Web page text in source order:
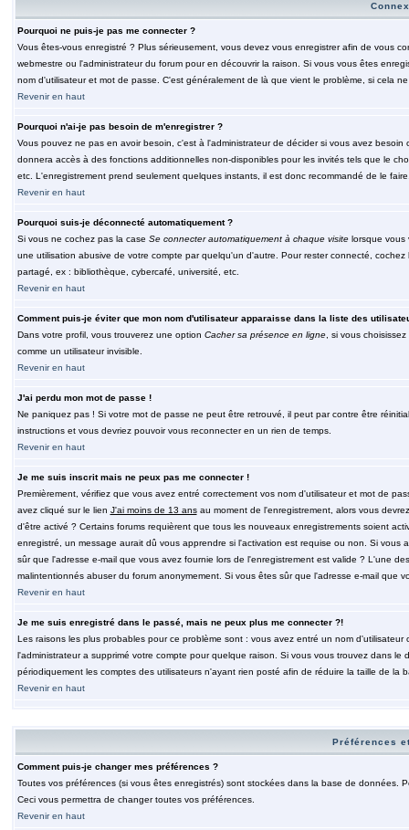
Pourquoi ne puis-je pas me connecter ?
Vous êtes-vous enregistré ? Plus sérieusement, vous devez vous enregistrer afin de vous
webmestre ou l'administrateur du forum pour en découvrir la raison. Si vous vous êtes
nom d'utilisateur et mot de passe. C'est généralement de là que vient le problème, si cela
Revenir en haut
Pourquoi n'ai-je pas besoin de m'enregistrer ?
Vous pouvez ne pas en avoir besoin, c'est à l'administrateur de décider si vous avez
donnera accès à des fonctions additionnelles non-disponibles pour les invités tels que le
etc. L'enregistrement prend seulement quelques instants, il est donc recommandé de le
Revenir en haut
Pourquoi suis-je déconnecté automatiquement ?
Si vous ne cochez pas la case Se connecter automatiquement à chaque visitelorsque vous
une utilisation abusive de votre compte par quelqu'un d'autre. Pour rester connecté,
partagé, ex : bibliothèque, cybercafé, université, etc.
Revenir en haut
Comment puis-je éviter que mon nom d'utilisateur apparaisse dans la liste des
Dans votre profil, vous trouverez une option Cacher sa présence en ligne, si vous choisissez
comme un utilisateur invisible.
Revenir en haut
J'ai perdu mon mot de passe !
Ne paniquez pas ! Si votre mot de passe ne peut être retrouvé, il peut par contre être
instructions et vous devriez pouvoir vous reconnecter en un rien de temps.
Revenir en haut
Je me suis inscrit mais ne peux pas me connecter !
Premièrement, vérifiez que vous avez entré correctement vos nom d'utilisateur et mot de
avez cliqué sur le lien J'ai moins de 13 ansau moment de l'enregistrement, alors vous
d'être activé ? Certains forums requièrent que tous les nouveaux enregistrements soient
enregistré, un message aurait dû vous apprendre si l'activation est requise ou non. Si
sûr que l'adresse e-mail que vous avez fournie lors de l'enregistrement est valide ? L'une
malintentionnés abuser du forum anonymement. Si vous êtes sûr que l'adresse e-mail que
Revenir en haut
Je me suis enregistré dans le passé, mais ne peux plus me connecter ?!
Les raisons les plus probables pour ce problème sont : vous avez entré un nom
l'administrateur a supprimé votre compte pour quelque raison. Si vous vous trouvez dans
périodiquement les comptes des utilisateurs n'ayant rien posté afin de réduire la taille de
Revenir en haut
Préférences
Comment puis-je changer mes préférences ?
Toutes vos préférences (si vous êtes enregistrés) sont stockées dans la base de données.
Ceci vous permettra de changer toutes vos préférences.
Revenir en haut